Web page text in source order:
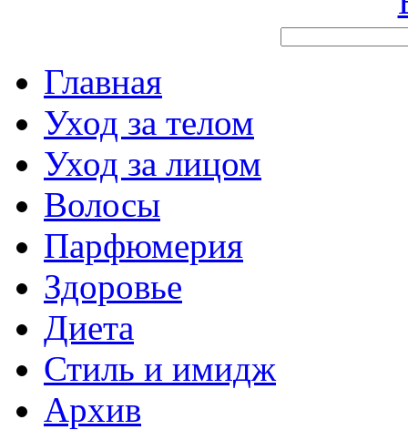
Главная
Уход за телом
Уход за лицом
Волосы
Парфюмерия
Здоровье
Диета
Стиль и имидж
Архив